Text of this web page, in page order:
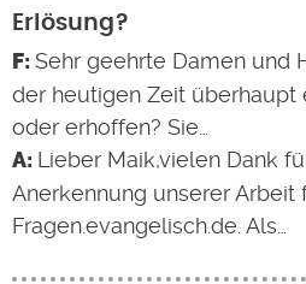
Erlösung?
Sehr geehrte Damen und
der heutigen Zeit überhaupt
oder erhoffen? Sie…
Lieber Maik,vielen Dank
Anerkennung unserer Arbeit
Fragen.evangelisch.de. Als…